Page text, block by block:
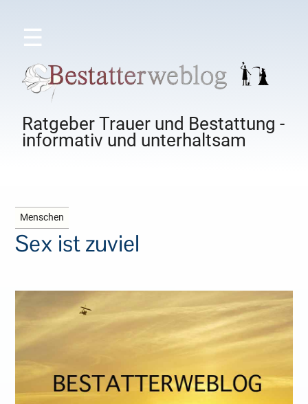
☰
Ratgeber Trauer und Bestattung -
informativ und unterhaltsam
Menschen
Sex ist zuviel